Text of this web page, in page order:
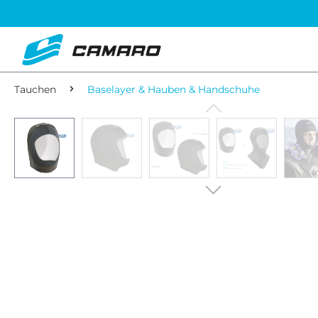
Tauchen Baselayer & Hauben & Handschuhe